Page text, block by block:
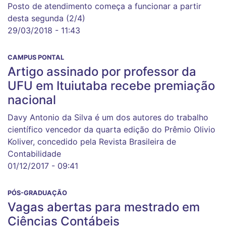
Posto de atendimento começa a funcionar a partir
desta segunda (2/4)
29/03/2018 - 11:43
CAMPUS PONTAL
Artigo assinado por professor da
UFU em Ituiutaba recebe premiação
nacional
Davy Antonio da Silva é um dos autores do trabalho
científico vencedor da quarta edição do Prêmio Olivio
Koliver, concedido pela Revista Brasileira de
Contabilidade
01/12/2017 - 09:41
PÓS-GRADUAÇÃO
Vagas abertas para mestrado em
Ciências Contábeis